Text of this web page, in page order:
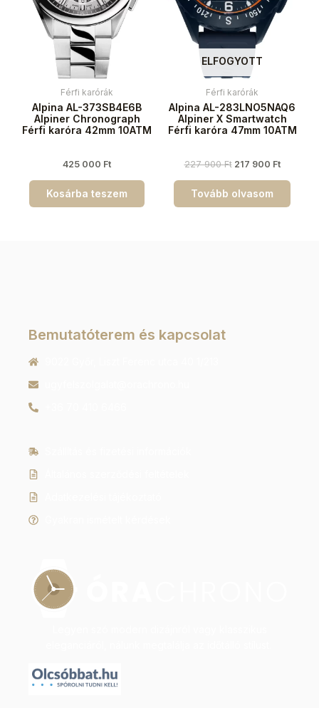
Férfi karórák
Alpina AL-373SB4E6B
Alpiner Chronograph
Férfi karóra 42mm 10ATM
425 000 Ft
Kosárba teszem
ELFOGYOTT
Férfi karórák
Alpina AL-283LNO5NAQ6
Alpiner X Smartwatch
Férfi karóra 47mm 10ATM
227 900Ft 217 900 Ft
Tovább olvasom
Bemutatóterem és kapcsolat